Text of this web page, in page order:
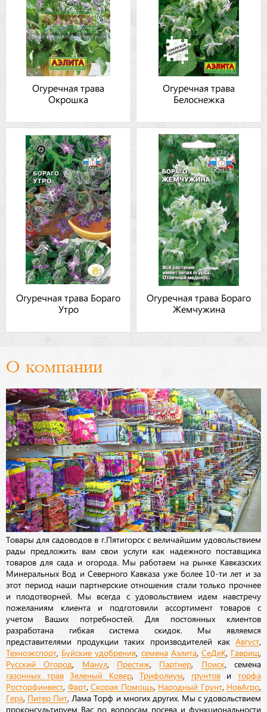
Огуречная трава
Окрошка
Огуречная трава
Белоснежка
Огуречная трава Бораго
Утро
Огуречная трава Бораго
Жемчужина
О компании
Товары для садоводов в г.Пятигорск с величайшим удовольствием
рады предложить вам свои услуги как надежного поставщика
товаров для сада и огорода. Мы работаем на рынке Кавказских
Минеральных Вод и Северного Кавказа уже более 10-ти лет и за
этот период наши партнерские отношения стали только прочнее
и плодотворней. Мы всегда с удовольствием идем навстречу
пожеланиям клиента и подготовили ассортимент товаров с
учетом Ваших потребностей. Для постоянных клиентов
разработана гибкая система скидок. Мы являемся
представителями продукции таких производителей как Август
Техноэкспорт Буйские удобрения семена Аэлита СеДеК, Гавриш
Русский Огород Манул, Престиж Партнер Поиск, семена
газонных трав Зеленый Ковер,Трифолиум грунтовиторфа
Росторфинвест Фарт, Скорая Помощь Народный Грунт, НовАгро
Гера Питер Пит , Лама Торф и многих других. Мы с удовольствием
проконсультируем Вас по вопросам посева и функциональности